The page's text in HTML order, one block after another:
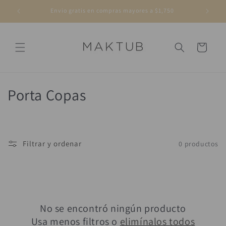
directamenteEnvio gratis en compras mayores a $1,750
Carrito
C
e
Porta Copas
Filtrar y ordenar 0 productos
No se encontró ningún producto
Usa menos filtros o elimínalos todos